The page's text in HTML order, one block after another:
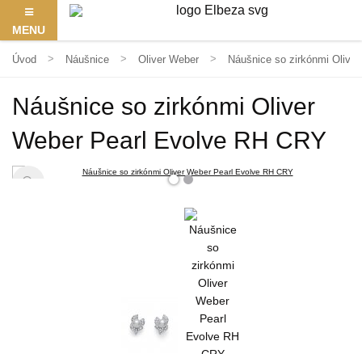
MENU
Úvod Náušnice Oliver Weber Náušnice so zirkónmi
Náušnice so zirkónmi Oliver
Weber Pearl Evolve RH CRY